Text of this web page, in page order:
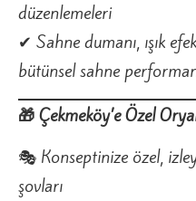
düzenlemeleri
✔ Sahne dumanı, ışık
bütünsel sahne
🎁 Çekmeköy’e Özel
🎭 Konseptinize özel,
şovları